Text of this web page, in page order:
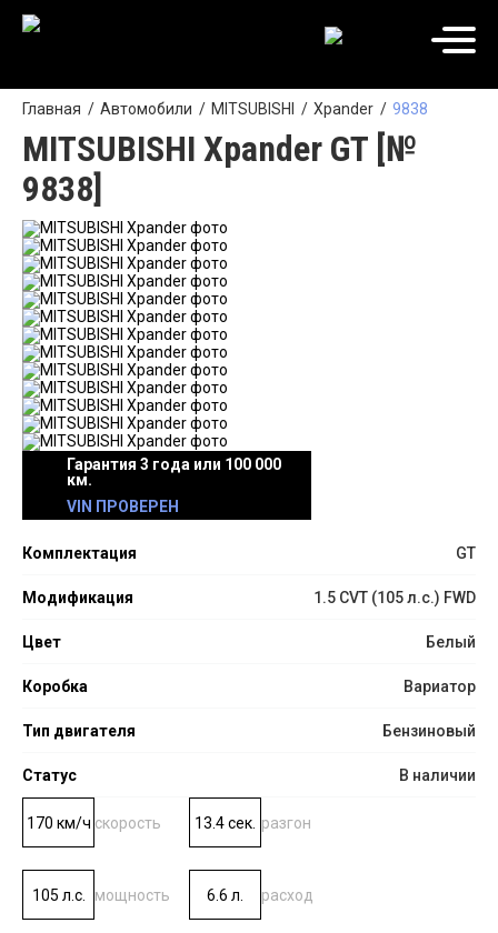
Главная Автомобили MITSUBISHI Xpander 9838
MITSUBISHI Xpander GT [№
9838]
Гарантия 3 года или 100 000
км.
VIN ПРОВЕРЕН
Комплектация GT
Модификация 1.5 CVT (105 л.с.) FWD
Цвет Белый
Коробка Вариатор
Тип двигателя Бензиновый
Статус В наличии
170 км/ч скорость 13.4 сек. разгон
105 л.с. мощность 6.6 л. расход